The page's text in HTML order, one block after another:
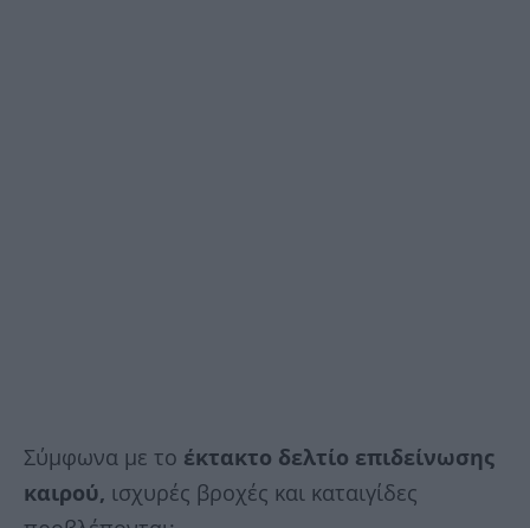
Σύμφωνα με το έκτακτο δελτίο επιδείνωσης
καιρού, ισχυρές βροχές και καταιγίδες